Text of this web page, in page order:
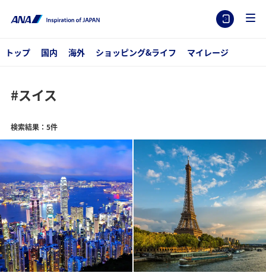
トップ 国内 海外 ショッピング&ライフ マイレージ
#スイス
検索結果：5件